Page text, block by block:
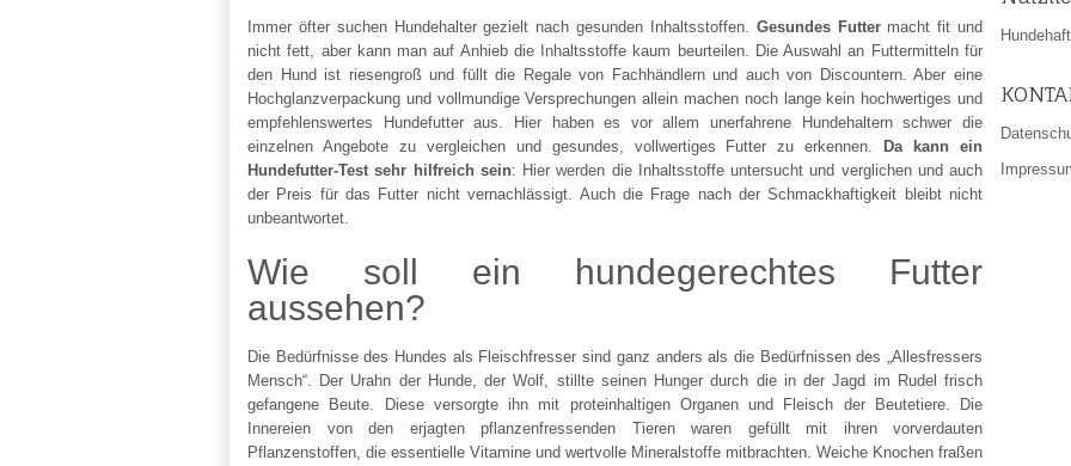
Immer öfter suchen Hundehalter gezielt nach gesunden Inhaltsstoffen. Gesundes Futtermacht fit und
nicht fett, aber kann man auf Anhieb die Inhaltsstoffe kaum beurteilen. Die Auswahl an Futtermitteln für
den Hund ist riesengroß und füllt die Regale von Fachhändlern und auch von Discountern. Aber eine
Hochglanzverpackung und vollmundige Versprechungen allein machen noch lange kein hochwertiges und
empfehlenswertes Hundefutter aus. Hier haben es vor allem unerfahrene Hundehaltern schwer die
einzelnen Angebote zu vergleichen und gesundes, vollwertiges Futter zu erkennen.
Da kann ein
Hundefutter-Test sehr hilfreich sein: Hier werden die Inhaltsstoffe untersucht und verglichen und auch
der Preis für das Futter nicht vernachlässigt. Auch die Frage nach der Schmackhaftigkeit bleibt nicht
unbeantwortet.
Wie soll ein hundegerechtes Futter
aussehen?
Die Bedürfnisse des Hundes als Fleischfresser sind ganz anders als die Bedürfnissen des „Allesfressers
Mensch“. Der Urahn der Hunde, der Wolf, stillte seinen Hunger durch die in der Jagd im Rudel frisch
gefangene Beute. Diese versorgte ihn mit proteinhaltigen Organen und Fleisch der Beutetiere. Die
Innereien von den erjagten pflanzenfressenden Tieren waren gefüllt mit ihren vorverdauten
Pflanzenstoffen, die essentielle Vitamine und wertvolle Mineralstoffe mitbrachten. Weiche Knochen fraßen